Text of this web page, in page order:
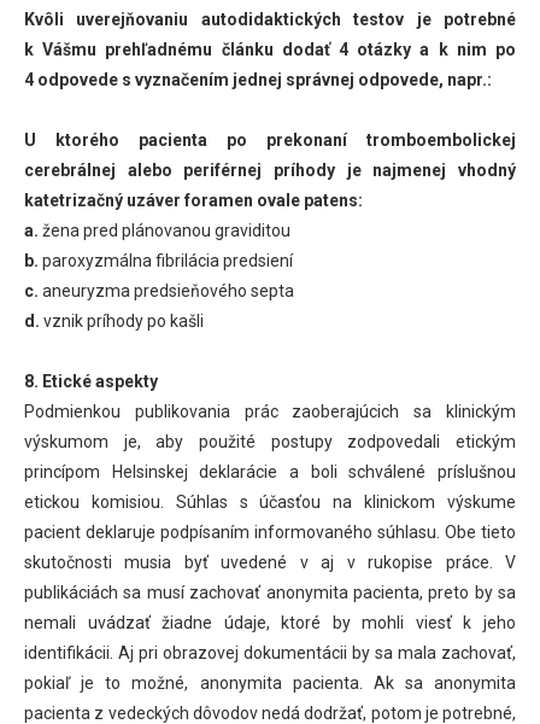
Kvôli uverejňovaniu autodidaktických testov je potrebné
k Vášmu prehľadnému článku dodať 4 otázky a k nim po
4 odpovede s vyznačením jednej správnej odpovede, napr.:
U ktorého pacienta po prekonaní tromboembolickej
cerebrálnej alebo periférnej príhody je najmenej vhodný
katetrizačný uzáver foramen ovale patens:
a. žena pred plánovanou graviditou
b. paroxyzmálna fibrilácia predsiení
c. aneuryzma predsieňového septa
d. vznik príhody po kašli
8. Etické aspekty
Podmienkou publikovania prác zaoberajúcich sa klinickým
výskumom je, aby použité postupy zodpovedali etickým
princípom Helsinskej deklarácie a boli schválené príslušnou
etickou komisiou. Súhlas s účasťou na klinickom výskume
pacient deklaruje podpísaním informovaného súhlasu. Obe tieto
skutočnosti musia byť uvedené v aj v rukopise práce. V
publikáciách sa musí zachovať anonymita pacienta, preto by sa
nemali uvádzať žiadne údaje, ktoré by mohli viesť k jeho
identifikácii. Aj pri obrazovej dokumentácii by sa mala zachovať,
pokiaľ je to možné, anonymita pacienta. Ak sa anonymita
pacienta z vedeckých dôvodov nedá dodržať, potom je potrebné,